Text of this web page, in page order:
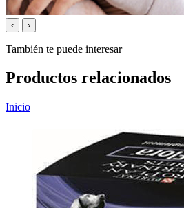
‹ ›
También te puede interesar
Productos relacionados
Inicio